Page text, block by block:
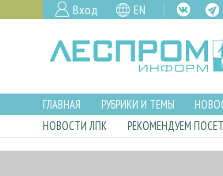
Вход EN
ГЛАВНАЯ РУБРИКИ И ТЕМЫ
НОВОСТИ ЛПК
РЕКОМЕНДУЕМ